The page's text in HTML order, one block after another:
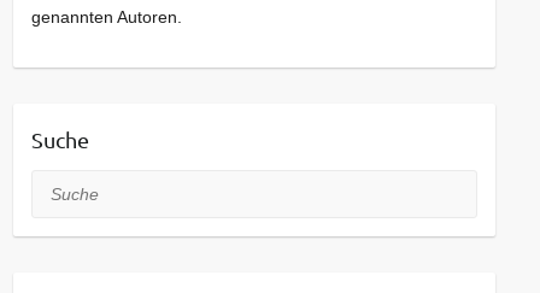
diesen Gruppen frei werden, sind weitere
genannten Autoren.
Suche
Suche